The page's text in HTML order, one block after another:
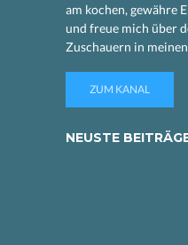
am kochen, gewähre
und freue mich über
Zuschauern in
ZUM KANAL
NEUSTE